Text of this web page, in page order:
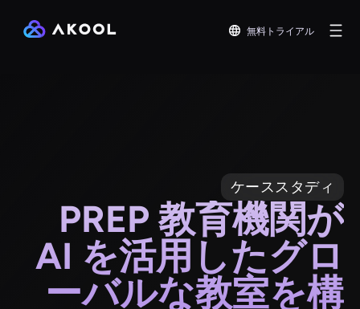
無料トライアル
ケーススタディ
PREP 教育機関が
AI を活用したグロ
ーバルな教室を構